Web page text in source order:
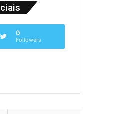
0
Followers